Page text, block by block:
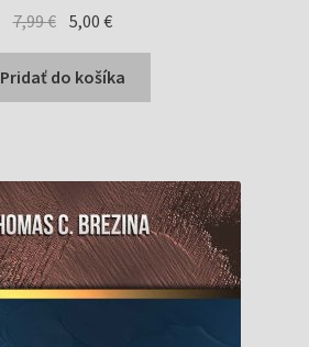
7,99€ Pôvodná
cena
bola:
7,99 €.
5,00€Aktuálna
cena
je:
5,00 €.
Pridať do košíka